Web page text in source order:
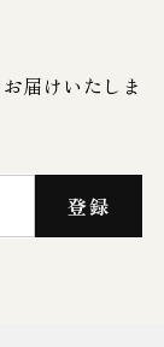
届けいたしま
登録